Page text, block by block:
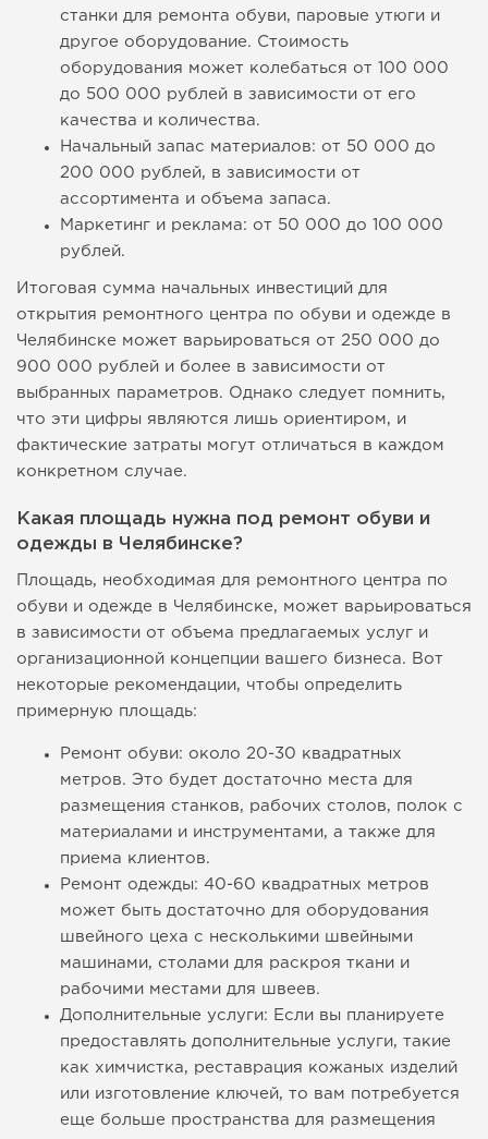
станки для ремонта обуви, паровые утюги и
другое оборудование. Стоимость
оборудования может колебаться от 100 000
до 500 000 рублей в зависимости от его
качества и количества.
Начальный запас материалов: от 50 000 до
200 000 рублей, в зависимости от
ассортимента и объема запаса.
Маркетинг и реклама: от 50 000 до 100 000
рублей.
Итоговая сумма начальных инвестиций для
открытия ремонтного центра по обуви и одежде в
Челябинске может варьироваться от 250 000 до
900 000 рублей и более в зависимости от
выбранных параметров. Однако следует помнить,
что эти цифры являются лишь ориентиром, и
фактические затраты могут отличаться в каждом
конкретном случае.
Какая площадь нужна под ремонт обуви и
одежды в Челябинске?
Площадь, необходимая для ремонтного центра по
обуви и одежде в Челябинске, может варьироваться
в зависимости от объема предлагаемых услуг и
организационной концепции вашего бизнеса. Вот
некоторые рекомендации, чтобы определить
примерную площадь:
Ремонт обуви: около 20-30 квадратных
метров. Это будет достаточно места для
размещения станков, рабочих столов, полок с
материалами и инструментами, а также для
приема клиентов.
Ремонт одежды: 40-60 квадратных метров
может быть достаточно для оборудования
швейного цеха с несколькими швейными
машинами, столами для раскроя ткани и
рабочими местами для швеев.
Дополнительные услуги: Если вы планируете
предоставлять дополнительные услуги, такие
как химчистка, реставрация кожаных изделий
или изготовление ключей, то вам потребуется
еще больше пространства для размещения